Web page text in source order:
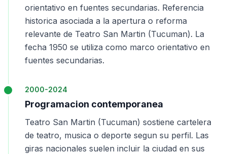
orientativo en fuentes secundarias. Referencia
historica asociada a la apertura o reforma
relevante de Teatro San Martin (Tucuman). La
fecha 1950 se utiliza como marco orientativo en
fuentes secundarias.
2000-2024
Programacion contemporanea
Teatro San Martin (Tucuman) sostiene cartelera
de teatro, musica o deporte segun su perfil. Las
giras nacionales suelen incluir la ciudad en sus